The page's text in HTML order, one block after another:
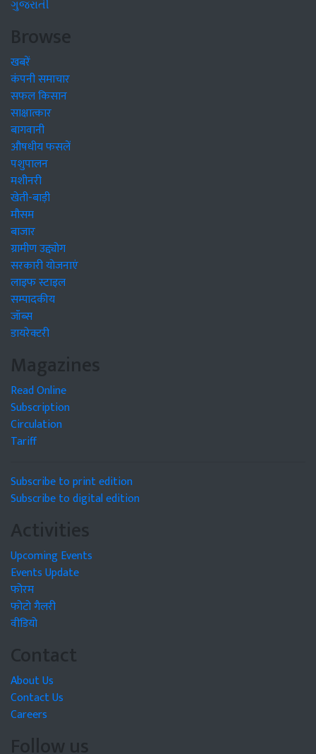
ગુજરાતી
Browse
खबरें
कंपनी समाचार
सफल किसान
साक्षात्कार
बागवानी
औषधीय फसलें
पशुपालन
मशीनरी
खेती-बाड़ी
मौसम
बाजार
ग्रामीण उद्द्योग
सरकारी योजनाएं
लाइफ स्टाइल
सम्पादकीय
जॉब्स
डायरेक्टरी
Magazines
Read Online
Subscription
Circulation
Tariff
Subscribe to print edition
Subscribe to digital edition
Activities
Upcoming Events
Events Update
फोरम
फोटो गैलरी
वीडियो
Contact
About Us
Contact Us
Careers
Follow us